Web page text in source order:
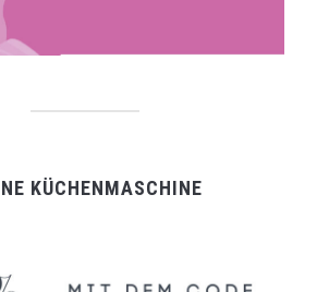
KÜCHENMASCHINE